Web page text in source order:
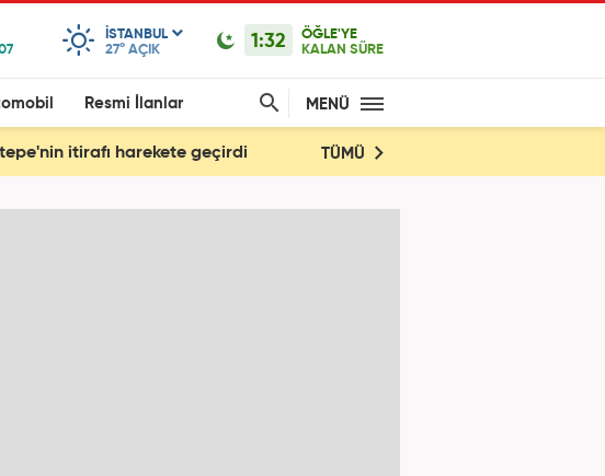
ISTANBUL
27° AÇIK 1:32
ÖĞLE'YE
KALAN SÜRE
Resmi İlanlar MENÜ
itirafı harekete geçirdi TÜMÜ